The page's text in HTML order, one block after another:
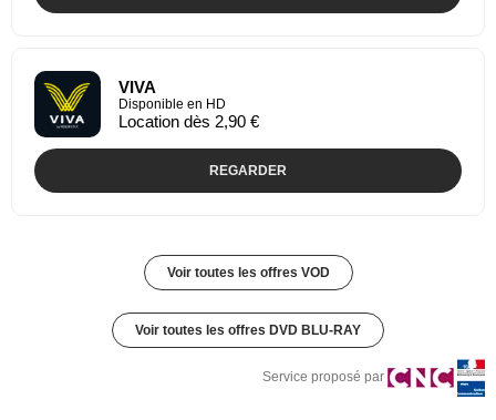
VIVA
Disponible en HD
Location dès 2,90 €
REGARDER
Voir toutes les offres VOD
Voir toutes les offres DVD BLU-RAY
Service proposé par